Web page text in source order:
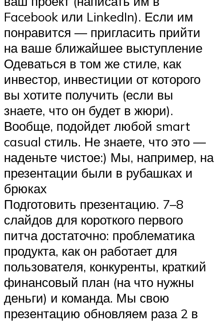
Facebook или LinkedIn). Если им
понравится — пригласить прийти
на ваше ближайшее выступление
Одеваться в том же стиле, как
инвестор, инвестиции от которого
вы хотите получить (если вы
знаете, что он будет в жюри).
Вообще, подойдет любой smart
casual стиль. Не знаете, что это —
наденьте чистое:) Мы, например, на
презентации были в рубашках и
брюках
Подготовить презентацию. 7–8
слайдов для короткого первого
питча достаточно: проблематика
продукта, как он работает для
пользователя, конкуренты, краткий
финансовый план (на что нужны
деньги) и команда. Мы свою
презентацию обновляем раза 2 в